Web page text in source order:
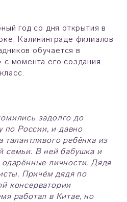
год со дня открытия в
Калининграде филиалов
обучается в
момента его создания.
задолго до
по России, и давно
талантливого ребёнка из
семьи. В ней бабушка и
личности. Дядя
Причём дядя по
консерватории
работал в Китае, но